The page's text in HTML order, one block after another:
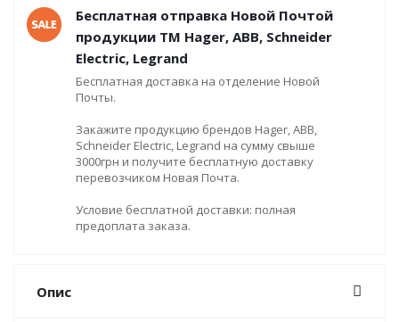
Бесплатная отправка Новой Почтой
продукции ТМ Hager, ABB, Schneider
Electric, Legrand
Бесплатная доставка на отделение Новой
Почты.
Закажите продукцию брендов Hager, ABB,
Schneider Electric, Legrand на сумму свыше
3000грн и получите бесплатную доставку
перевозчиком Новая Почта.
Условие бесплатной доставки: полная
предоплата заказа.
Опис